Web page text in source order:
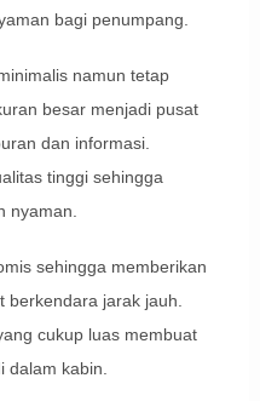
bagi penumpang.
namun tetap
besar menjadi pusat
dan informasi.
tinggi sehingga
nyaman.
sehingga memberikan
berkendara jarak jauh.
cukup luas membuat
dalam kabin.